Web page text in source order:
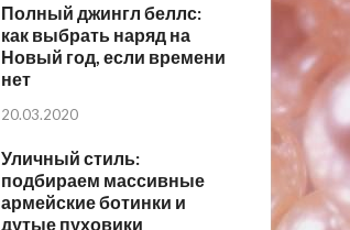
Полный джингл беллс:
как выбрать наряд на
Новый год, если времени
нет
20.03.2020
Уличный стиль:
подбираем массивные
армейские ботинки и
дутые пуховики